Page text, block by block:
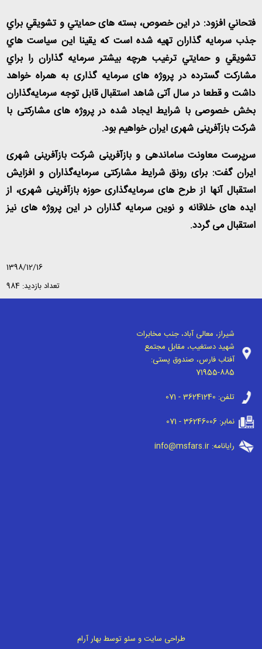
فتحاني افزود: در اين خصوص، بسته های حمایتي و تشویقي براي
جذب سرمایه گذاران تهيه شده است كه يقينا اين سياست هاي
تشويقي و حمايتي ترغیب هرچه بیشتر سرمایه گذاران را براي
مشارکت گسترده در پروژه های سرمایه گذاری به همراه خواهد
داشت و قطعا در سال آتی شاهد استقبال قابل توجه سرمایه‌گذاران
بخش خصوصی با شرایط ایجاد شده در پروژه های مشارکتی با
شرکت بازآفرینی شهری ایران خواهیم بود.
سرپرست معاونت ساماندهی و بازآفرینی شرکت بازآفرینی شهری
ایران گفت: برای رونق شرایط مشارکتی سرمایه‌گذاران و افزایش
استقبال آنها از طرح های سرمایه‌گذاری حوزه بازآفرینی شهری، از
ایده های خلاقانه و نوین سرمایه گذاران در این پروژه های نيز
استقبال می گردد.
1398/12/16
تعداد بازدید: 984
شیراز، معالی آباد، جنب مخابرات
شهید دستغیب، مقابل مجتمع
آفتاب فارس، صندوق پستی:
71955-885
تلفن: 071 - 36241240
نمابر:071 - 36246006
رایانامه:info@msfars.ir
طراحی سایتو سئوتوسطبهار آرام